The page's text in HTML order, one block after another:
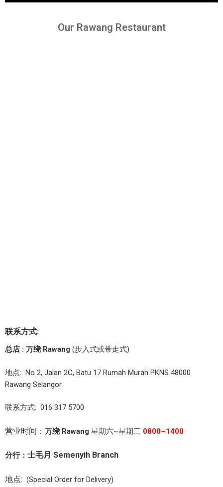
Our Rawang Restaurant
联系方式:
总店 : 万绕 Rawang (步入式或带走式)
地点: No 2, Jalan 2C, Batu 17 Rumah Murah PKNS 48000
Rawang Selangor.
联系方式: 016 317 5700
营业时间： 万绕 Rawang 星期六~星期三 0800~1400
分行： 士毛月 Semenyih Branch
地点: (Special Order for Delivery)